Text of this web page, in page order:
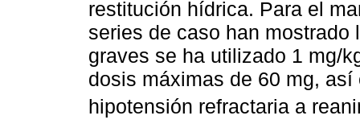
restitución hídrica. Para el
series de caso han
graves se ha utilizado 1 mg/
dosis máximas de 60 mg,
hipotensión refractaria a